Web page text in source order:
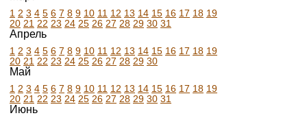
1 2 3 4 5 6 7 8 9 10 11 12 13 14 15 16 17 18 19
20 21 22 23 24 25 26 27 28 29 30 31
Апрель
1 2 3 4 5 6 7 8 9 10 11 12 13 14 15 16 17 18 19
20 21 22 23 24 25 26 27 28 29 30
Май
1 2 3 4 5 6 7 8 9 10 11 12 13 14 15 16 17 18 19
20 21 22 23 24 25 26 27 28 29 30 31
Июнь